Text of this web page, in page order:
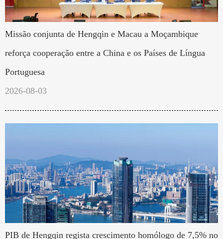
Missão conjunta de Hengqin e Macau a Moçambique
reforça cooperação entre a China e os Países de Língua
Portuguesa
2026-08-03
PIB de Hengqin regista crescimento homólogo de 7,5% no